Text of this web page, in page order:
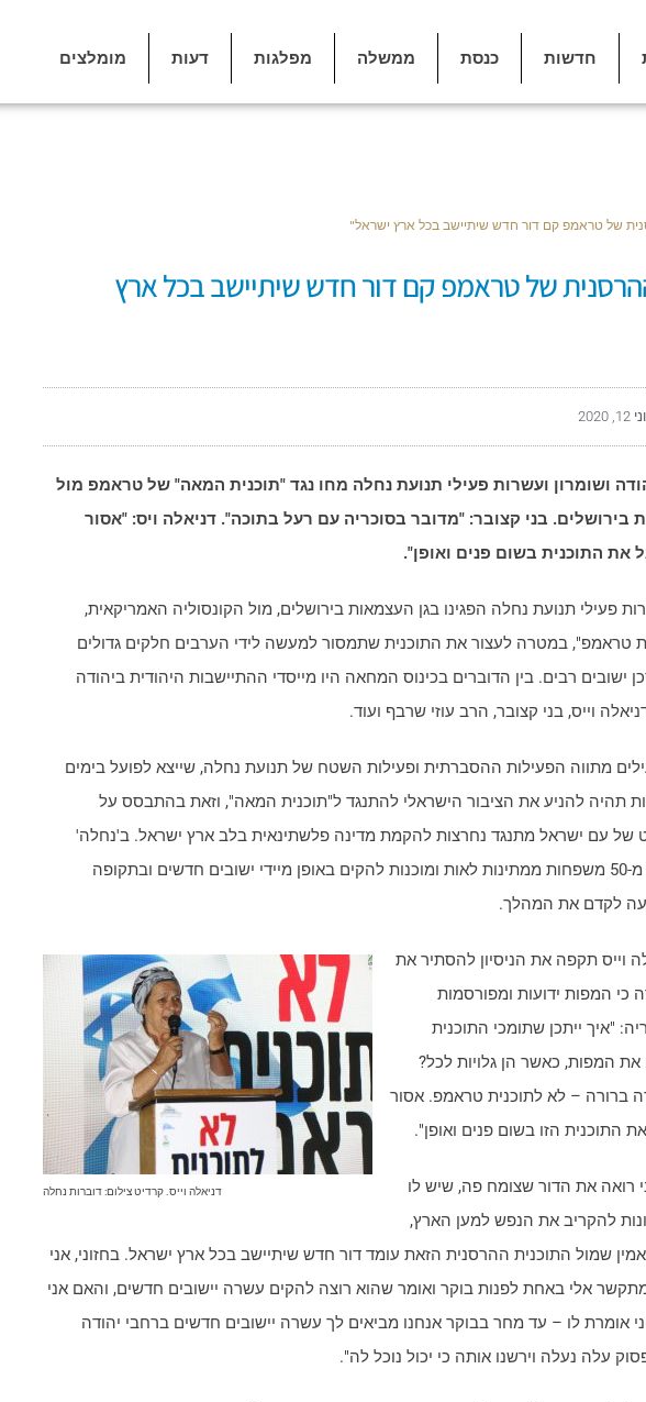
חדשות כנסת ממשלה מפלגות דעות מומלצים
של טראמפ קם דור חדש שיתיישב בכל ארץ ישראל"
של טראמפ קם דור חדש שיתיישב בכל ארץ
2020
ושומרון ועשרות פעילי תנועת נחלה מחו נגד "תוכנית המאה" של טראמפ מול
בירושלים. בני קצובר: "מדובר בסוכריה עם רעל בתוכה". דניאלה ויס: "אסור
התוכנית בשום פנים ואופן".
פעילי תנועת נחלה הפגינו בגן העצמאות בירושלים, מול הקונסוליה האמריקאית,
טראמפ", במטרה לעצור את התוכנית שתמסור למעשה לידי הערבים חלקים גדולים
ישובים רבים. בין הדוברים בכינוס המחאה היו מייסדי ההתיישבות היהודית ביהודה
וייס, בני קצובר, הרב עוזי שרבף ועוד.
מתווה הפעילות ההסברתית ופעילות השטח של תנועת נחלה, שייצא לפועל בימים
תהיה להניע את הציבור הישראלי להתנגד ל"תוכנית המאה", וזאת בהתבסס על
של עם ישראל מתנגד נחרצות להקמת מדינה פלשתינאית בלב ארץ ישראל. ב'נחלה'
יודעים לספר כי למעלה מ-50 משפחות ממתינות לאות ומוכנות להקים באופן מיידי ישובים חדשים ובתקופה
לקדם את המהלך.
דניאלה וייס. קרדיט צילום: דוברות נחלה
וייס תקפה את הניסיון להסתיר את
כי המפות ידועות ומפורסמות
"איך ייתכן שתומכי התוכנית
את המפות, כאשר הן גלויות לכל?
ברורה – לא לתוכנית טראמפ. אסור
הזו בשום פנים ואופן".
רואה את הדור שצומח פה, שיש לו
להקריב את הנפש למען הארץ,
שמול התוכנית ההרסנית הזאת עומד דור חדש שיתיישב בכל ארץ ישראל. בחזוני, אני
אלי באחת לפנות בוקר ואומר שהוא רוצה להקים עשרה יישובים חדשים, והאם אני
אומרת לו – עד מחר בבוקר אנחנו מביאים לך עשרה יישובים חדשים ברחבי יהודה
עלה נעלה וירשנו אותה כי יכול נוכל לה".